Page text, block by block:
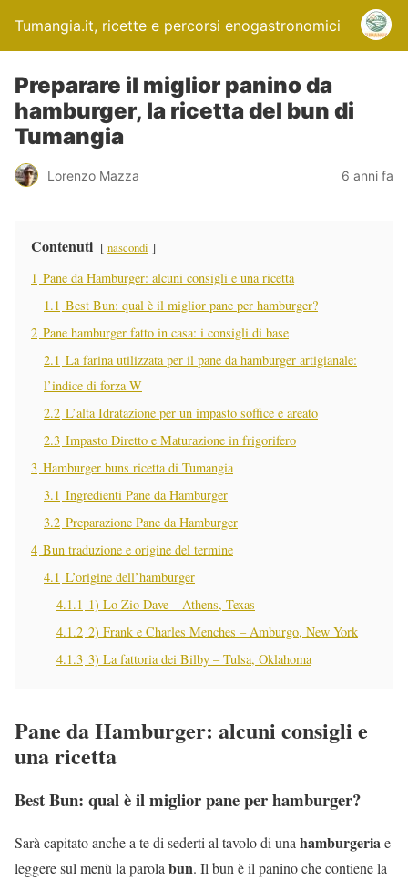
Tumangia.it, ricette e percorsi enogastronomici
Preparare il miglior panino da
hamburger, la ricetta del bun di
Tumangia
Lorenzo Mazza 6 anni fa
Contenuti nascondi
1 Pane da Hamburger: alcuni consigli e una ricetta
1.1 Best Bun: qual è il miglior pane per hamburger?
2 Pane hamburger fatto in casa: i consigli di base
2.1 La farina utilizzata per il pane da hamburger artigianale:
l’indice di forza W
2.2 L’alta Idratazione per un impasto soffice e areato
2.3 Impasto Diretto e Maturazione in frigorifero
3 Hamburger buns ricetta di Tumangia
3.1 Ingredienti Pane da Hamburger
3.2 Preparazione Pane da Hamburger
4 Bun traduzione e origine del termine
4.1 L’origine dell’hamburger
4.1.1 1) Lo Zio Dave – Athens, Texas
4.1.2 2) Frank e Charles Menches – Amburgo, New York
4.1.3 3) La fattoria dei Bilby – Tulsa, Oklahoma
Pane da Hamburger: alcuni consigli e
una ricetta
Best Bun: qual è il miglior pane per hamburger?
Sarà capitato anche a te di sederti al tavolo di una hamburgeriae
leggere sul menù la parola bun. Il bun è il panino che contiene la